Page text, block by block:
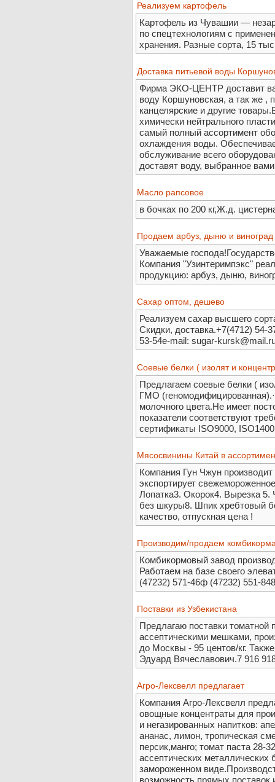
Реализуем картофель
Картофель из Чувашии —
по спецтехнологиям с
хранения. Разные сорта, 15
Доставка питьевой воды
Фирма ЭКО-ЦЕНТР доставит
воду Коршуновская, а так же
канцелярские и другие
химически нейтрального
самый полный ассортимент
охлаждения воды.
обслуживание всего
доставят воду, выбранное
Масло рапсовое
в бочках по 200 кг,Ж.д.
Продаем арбуз, дыню и виноград
Уважаемые
Компания "Узинтеримпэкс"
продукцию: арбуз, дыню,
Сахар оптом, дешево
Реализуем сахар высшего
Скидки, доставка.+7(4712) 54-
53-54e-mail: sugar-
Cоевые белки ( изолят и
Предлагаем соевые белки (
ГМО
молочного цвета.Не имеет
показатели соответствуют
сертификаты ISO9000,
Мясосвинины Китай в
Компания Гун Чжун
экспортирует
Лопатка3. Окорок4. Вырезка
без шкуры8. Шпик хребтовый
качество, отпускная цена !
Производим/продаем
Комбикормовый завод
Работаем на базе своего
(47232) 571-46ф (47232) 551-
Поставки из Узбекистана
Предлагаю поставки томатной
ассептическими мешками,
до Москвы - 95 центов/кг.
Эдуард Вячеславович.7 916
Агро-Лексвелл предлагает
Компания Агро-Лексвелл
овощные концентраты для
и негазированных напитков:
ананас, лимон, тропическая
персик,манго; томат паста 28-
ассептических металлических
замороженном